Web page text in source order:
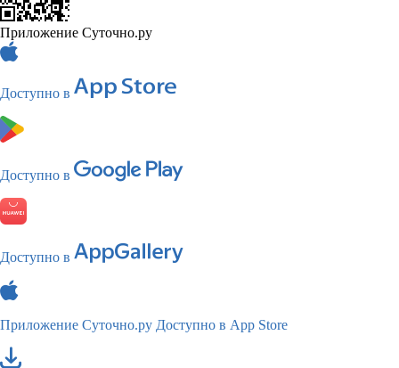
Приложение Суточно.ру
Доступно в
Доступно в
Доступно в
Приложение Суточно.ру Доступно в App Store